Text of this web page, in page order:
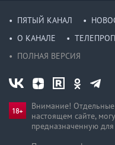
ПЯТЫЙ КАНАЛ
О КАНАЛЕ
ПОЛНАЯ ВЕРСИЯ
Внимание!
настоящем сайте,
предназначен­ную